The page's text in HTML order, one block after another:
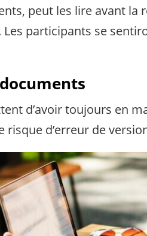
peut les lire avant la
participants se
d’avoir toujours en
risque d’erreur de